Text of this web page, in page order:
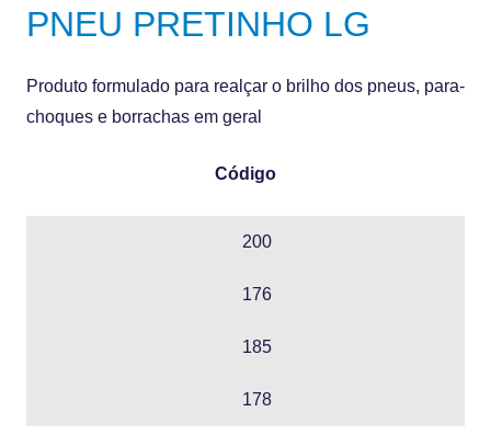
PNEU PRETINHO LG
Produto formulado para realçar o brilho dos pneus, para-
choques e borrachas em geral
Código
200
176
185
178